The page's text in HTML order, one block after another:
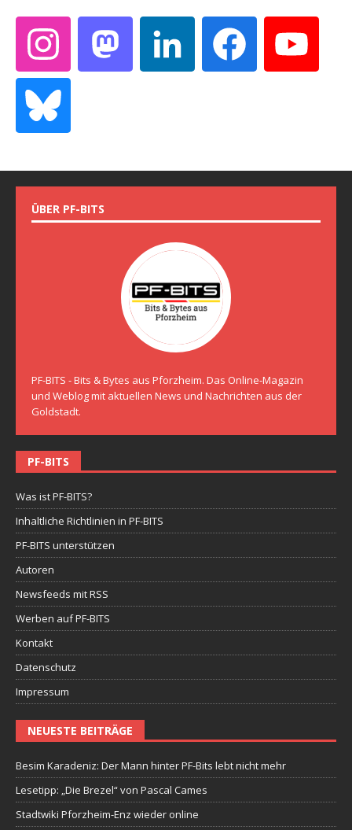
ÜBER PF-BITS
PF-BITS - Bits & Bytes aus Pforzheim. Das Online-Magazin
und Weblog mit aktuellen News und Nachrichten aus der
Goldstadt.
PF-BITS
Was ist PF-BITS?
Inhaltliche Richtlinien in PF-BITS
PF-BITS unterstützen
Autoren
Newsfeeds mit RSS
Werben auf PF-BITS
Kontakt
Datenschutz
Impressum
NEUESTE BEITRÄGE
Besim Karadeniz: Der Mann hinter PF-Bits lebt nicht mehr
Lesetipp: „Die Brezel“ von Pascal Cames
Stadtwiki Pforzheim-Enz wieder online